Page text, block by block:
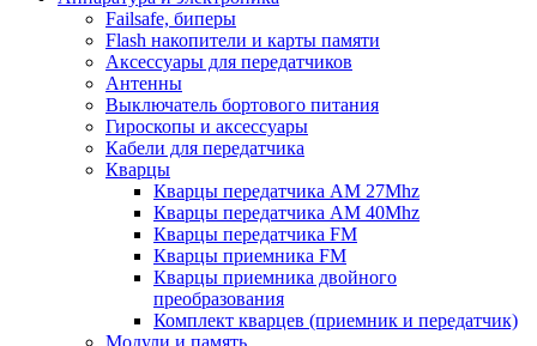
Failsafe, биперы
Flash накопители и карты памяти
Аксессуары для передатчиков
Антенны
Выключатель бортового питания
Гироскопы и аксессуары
Кабели для передатчика
Кварцы
Кварцы передатчика AM 27Mhz
Кварцы передатчика AM 40Mhz
Кварцы передатчика FM
Кварцы приемника FM
Кварцы приемника двойного
преобразования
Комплект кварцев (приемник и передатчик)
Модули и память